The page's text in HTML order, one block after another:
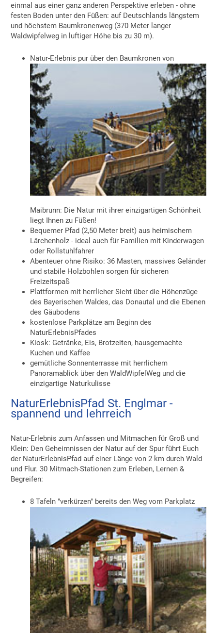
einmal aus einer ganz anderen Perspektive erleben - ohne
festen Boden unter den Füßen: auf Deutschlands längstem
und höchstem Baumkronenweg (370 Meter langer
Waldwipfelweg in luftiger Höhe bis zu 30 m).
Natur-Erlebnis pur über den Baumkronen von
Maibrunn: Die Natur mit ihrer einzigartigen Schönheit
liegt Ihnen zu Füßen!
Bequemer Pfad (2,50 Meter breit) aus heimischem
Lärchenholz - ideal auch für Familien mit Kinderwagen
oder Rollstuhlfahrer
Abenteuer ohne Risiko: 36 Masten, massives Geländer
und stabile Holzbohlen sorgen für sicheren
Freizeitspaß
Plattformen mit herrlicher Sicht über die Höhenzüge
des Bayerischen Waldes, das Donautal und die Ebenen
des Gäubodens
kostenlose Parkplätze am Beginn des
NaturErlebnisPfades
Kiosk: Getränke, Eis, Brotzeiten, hausgemachte
Kuchen und Kaffee
gemütliche Sonnenterrasse mit herrlichem
Panoramablick über den WaldWipfelWeg und die
einzigartige Naturkulisse
NaturErlebnisPfad St. Englmar -
spannend und lehrreich
Natur-Erlebnis zum Anfassen und Mitmachen für Groß und
Klein: Den Geheimnissen der Natur auf der Spur führt Euch
der NaturErlebnisPfad auf einer Länge von 2 km durch Wald
und Flur. 30 Mitmach-Stationen zum Erleben, Lernen &
Begreifen:
8 Tafeln "verkürzen" bereits den Weg vom Parkplatz